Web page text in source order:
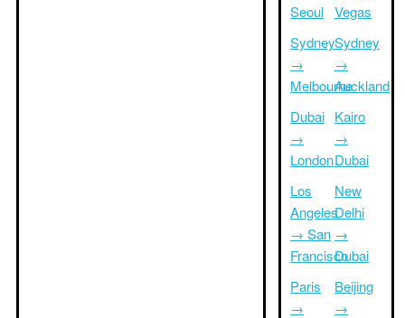
Seoul
Sydney
→
Melbourne
Dubai
→
London
Los
Angeles
→ San
Francisco
Paris
→
Vegas
Sydney
→
Auckland
Kairo
→
Dubai
New
Delhi
→
Dubai
Beijing
→